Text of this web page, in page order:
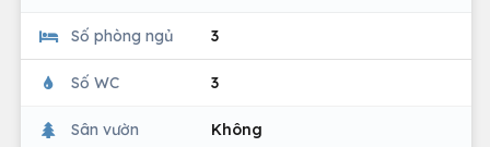
Số phòng ngủ 3
Số WC 3
Sân vườn Không